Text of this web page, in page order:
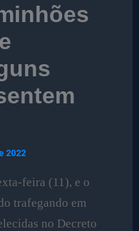
2022
feira (11), e o
trafegando em
no Decreto